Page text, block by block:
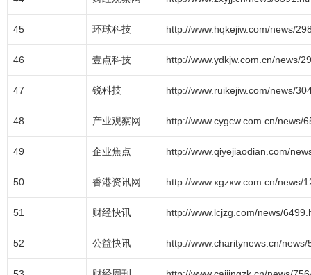
45 环球科技 http://www.hqkejiw.com/news/
46 壹点科技 http://www.ydkjw.com.cn/news/
47 锐科技 http://www.ruikejiw.com/news/
48 产业观察网 http://www.cygcw.com.cn/news/
49 企业焦点 http://www.qiyejiaodian.com/
50 香港资讯网 http://www.xgzxw.com.cn/news/
51 财经快讯 http://www.lcjzg.com/news/
52 公益快讯 http://www.charitynews.cn/news/